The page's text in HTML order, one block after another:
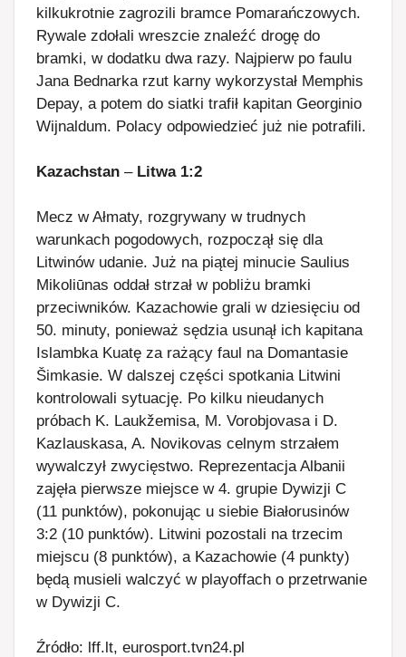
kilkukrotnie zagrozili bramce Pomarańczowych.
Rywale zdołali wreszcie znaleźć drogę do
bramki, w dodatku dwa razy. Najpierw po faulu
Jana Bednarka rzut karny wykorzystał Memphis
Depay, a potem do siatki trafił kapitan Georginio
Wijnaldum. Polacy odpowiedzieć już nie potrafili.
Kazachstan –Litwa 1:2
Mecz w Ałmaty, rozgrywany w trudnych
warunkach pogodowych, rozpoczął się dla
Litwinów udanie. Już na piątej minucie Saulius
Mikoliūnas oddał strzał w pobliżu bramki
przeciwników. Kazachowie grali w dziesięciu od
50. minuty, ponieważ sędzia usunął ich kapitana
Islambka Kuatę za rażący faul na Domantasie
Šimkasie. W dalszej części spotkania Litwini
kontrolowali sytuację. Po kilku nieudanych
próbach K. Laukžemisa, M. Vorobjovasa i D.
Kazlauskasa, A. Novikovas celnym strzałem
wywalczył zwycięstwo. Reprezentacja Albanii
zajęła pierwsze miejsce w 4. grupie Dywizji C
(11 punktów), pokonując u siebie Białorusinów
3:2 (10 punktów). Litwini pozostali na trzecim
miejscu (8 punktów), a Kazachowie (4 punkty)
będą musieli walczyć w playoffach o przetrwanie
w Dywizji C.
Źródło: lff.lt, eurosport.tvn24.pl